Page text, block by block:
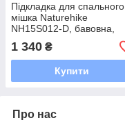
Підкладка для спального
мішка Naturehike
NH15S012-D, бавовна,
світло-зелений
1 340 ₴
Купити
Про нас